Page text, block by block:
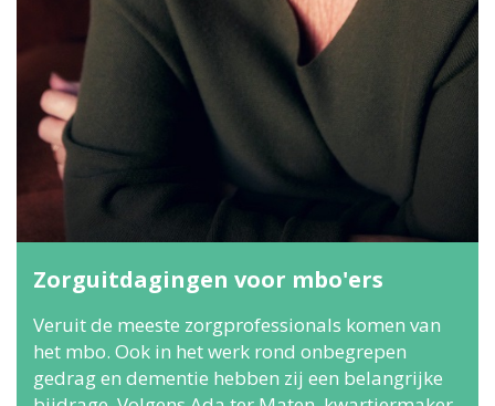
Zorguitdagingen voor mbo'ers
Veruit de meeste zorgprofessionals komen van
het mbo. Ook in het werk rond onbegrepen
gedrag en dementie hebben zij een belangrijke